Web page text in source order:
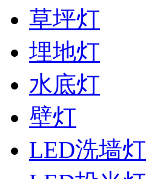
草坪灯
埋地灯
水底灯
壁灯
LED洗墙灯